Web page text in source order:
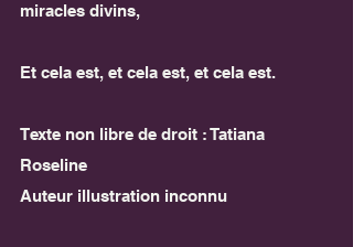
miracles divins,
Et cela est, et cela est, et cela est.
Texte non libre de droit : Tatiana
Roseline
Auteur illustration inconnu